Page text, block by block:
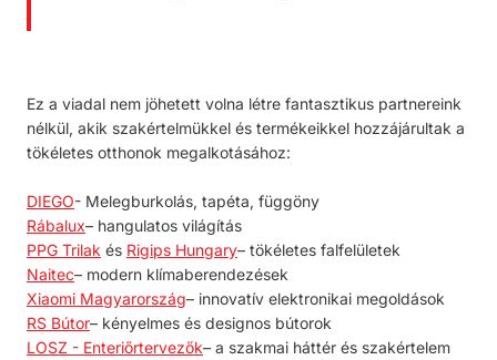
Ez a viadal nem jöhetett volna létre fantasztikus partnereink
nélkül, akik szakértelmükkel és termékeikkel hozzájárultak a
tökéletes otthonok megalkotásához:
DIEGO- Melegburkolás, tapéta, függöny
Rábalux– hangulatos világítás
PPG Trilak és Rigips Hungary– tökéletes falfelületek
Naitec– modern klímaberendezések
Xiaomi Magyarország– innovatív elektronikai megoldások
RS Bútor– kényelmes és designos bútorok
LOSZ - Enteriőrtervezők– a szakmai háttér és szakértelem